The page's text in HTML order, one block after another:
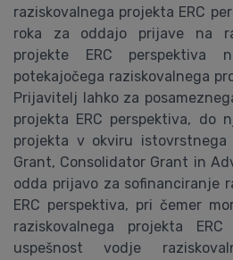
raziskovalnega projekta ERC
roka za oddajo prijave na
projekte ERC perspektiva
potekajočega raziskovalnega
Prijavitelj lahko za
projekta ERC perspektiva, do
projekta v okviru istovrstnega
Grant, Consolidator Grant in
odda prijavo za sofinanciranje
ERC perspektiva, pri čemer
raziskovalnega projekta
uspešnost vodje